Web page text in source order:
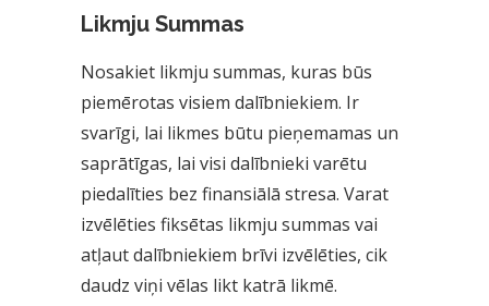
Likmju Summas
Nosakiet likmju summas, kuras būs
piemērotas visiem dalībniekiem. Ir
svarīgi, lai likmes būtu pieņemamas un
saprātīgas, lai visi dalībnieki varētu
piedalīties bez finansiālā stresa. Varat
izvēlēties fiksētas likmju summas vai
atļaut dalībniekiem brīvi izvēlēties, cik
daudz viņi vēlas likt katrā likmē.